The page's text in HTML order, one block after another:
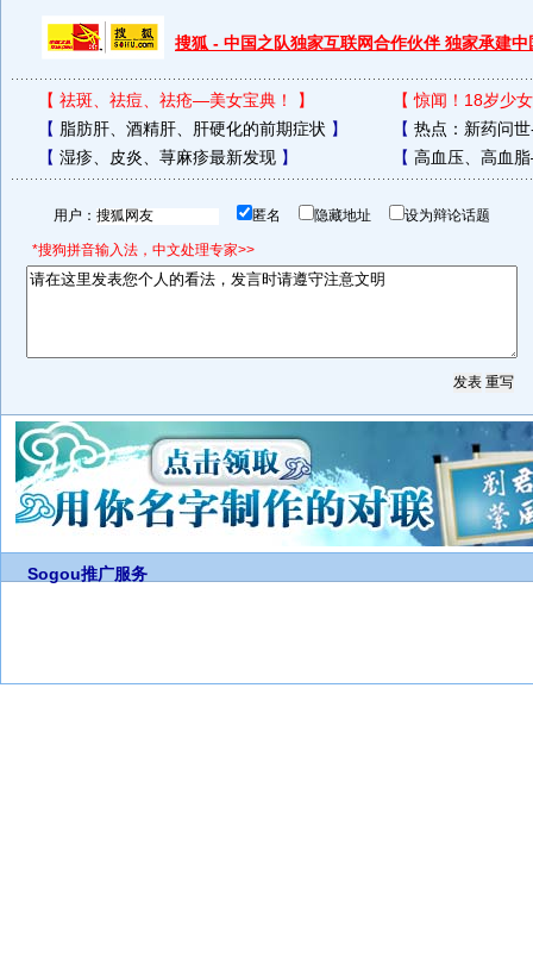
搜狐 - 中国之队独家互联网合作伙伴 独家承建中
【 祛斑、祛痘、祛疮—美女宝典！ 】 【惊闻！18岁少
【 脂肪肝、酒精肝、肝硬化的前期症状 】 【 热点：新药问
【 湿疹、皮炎、荨麻疹最新发现】 【 高血压、高血
用户： 匿名 隐藏地址 设为辩论话题
*搜狗拼音输入法，中文处理专家>>
Sogou推广服务